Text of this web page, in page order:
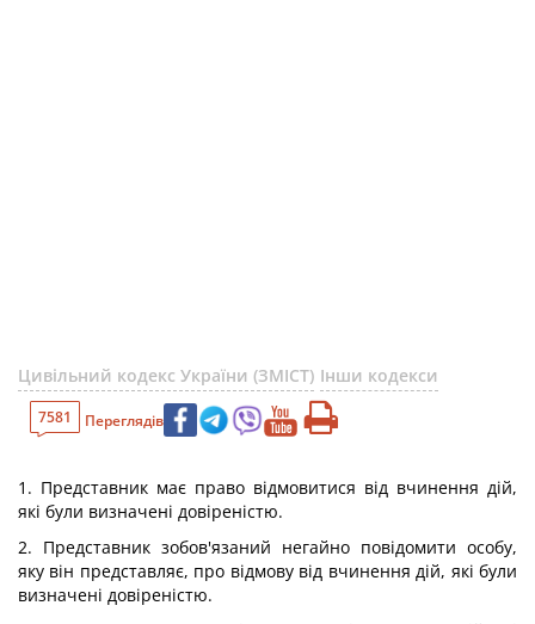
Цивільний кодекс України (ЗМІСТ) Інши кодекси
7581 Переглядів
1. Представник має право відмовитися від вчинення дій,
які були визначені довіреністю.
2. Представник зобов'язаний негайно повідомити особу,
яку він представляє, про відмову від вчинення дій, які були
визначені довіреністю.